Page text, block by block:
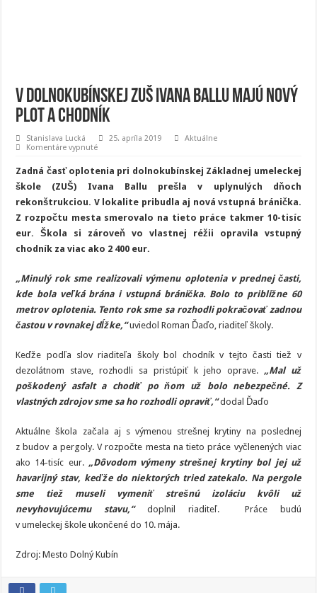
V dolnokubínskej ZUŠ Ivana Ballu majú nový
plot a chodník
Stanislava Lucká 25. apríla 2019
Aktuálne
Komentáre vypnuténa
dolnokubínskej
ZUŠ
Ivana
majú
plot
a
chodník
Zadná časť oplotenia pri dolnokubínskej Základnej umeleckej
škole (ZUŠ) Ivana Ballu prešla v uplynulých dňoch
rekonštrukciou. V lokalite pribudla aj nová vstupná bránička.
Z rozpočtu mesta smerovalo na tieto práce takmer 10-tisíc
eur. Škola si zároveň vo vlastnej réžii opravila vstupný
chodník za viac ako 2 400 eur.
„Minulý rok sme realizovali výmenu oplotenia v prednej časti,
kde bola veľká brána i vstupná bránička. Bolo to približne 60
metrov oplotenia. Tento rok sme sa rozhodli pokračovať zadnou
častou v rovnakej dĺžke,“uviedol Roman Ďaďo, riaditeľ školy.
Keďže podľa slov riaditeľa školy bol chodník v tejto časti tiež v
dezolátnom stave, rozhodli sa pristúpiť k jeho oprave. „Mal už
poškodený asfalt a chodiť po ňom už bolo nebezpečné. Z
vlastných zdrojov sme sa ho rozhodli opraviť,“dodal Ďaďo
Aktuálne škola začala aj s výmenou strešnej krytiny na poslednej
z budov a pergoly. V rozpočte mesta na tieto práce vyčlenených viac
ako 14-tisíc eur. „Dôvodom výmeny strešnej krytiny bol jej už
havarijný stav, keďže do niektorých tried zatekalo. Na pergole
sme tiež museli vymeniť strešnú izoláciu kvôli už
nevyhovujúcemu stavu,“doplnil riaditeľ. Práce budú
v umeleckej škole ukončené do 10. mája.
Zdroj: Mesto Dolný Kubín